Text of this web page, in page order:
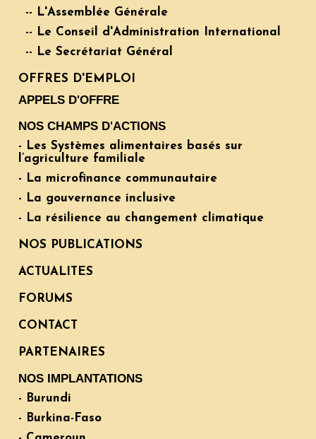
-- L'Assemblée Générale
-- Le Conseil d'Administration International
-- Le Secrétariat Général
OFFRES D'EMPLOI
APPELS D'OFFRE
NOS CHAMPS D'ACTIONS
- Les Systèmes alimentaires basés sur
l’agriculture familiale
- La microfinance communautaire
- La gouvernance inclusive
- La résilience au changement climatique
NOS PUBLICATIONS
ACTUALITES
FORUMS
CONTACT
PARTENAIRES
NOS IMPLANTATIONS
- Burundi
- Burkina-Faso